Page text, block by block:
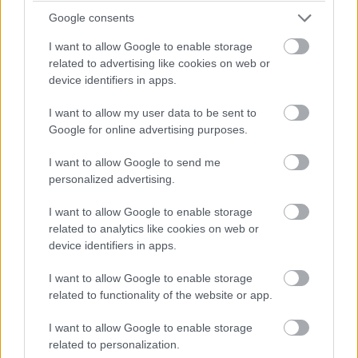
Google consents
I want to allow Google to enable storage
related to advertising like cookies on web or
device identifiers in apps.
I want to allow my user data to be sent to
Google for online advertising purposes.
I want to allow Google to send me
personalized advertising.
I want to allow Google to enable storage
related to analytics like cookies on web or
device identifiers in apps.
I want to allow Google to enable storage
related to functionality of the website or app.
I want to allow Google to enable storage
related to personalization.
büntetést kap, mert kipörgette a kerekét a bokszban! A
csapatvezető bakija a Le Mans-i kategóriagyőzelembe
kerülhet!
Negyven másodperc! Óriási tempóban közelít
Bergmeister, de a Keating következő, egyben utolsó kiállása
után valószínűleg beül majd a kétszeres Porsche Szuperkupa-,
illetve egyszeres Le Mans-i kategóriagyőztes Jeroen
Az éllovas Signatechbe visszaült Pierre Thiriet. Azóta
már el is telt a hiányzó hét másodperce... A francia úrvezető
(azok közül viszont az egyik legjobb) a Le Mans-győzelem és
a vb-cím felé viszi a #36-os autót, de egy hibával mindkettőt
elbukhatják.